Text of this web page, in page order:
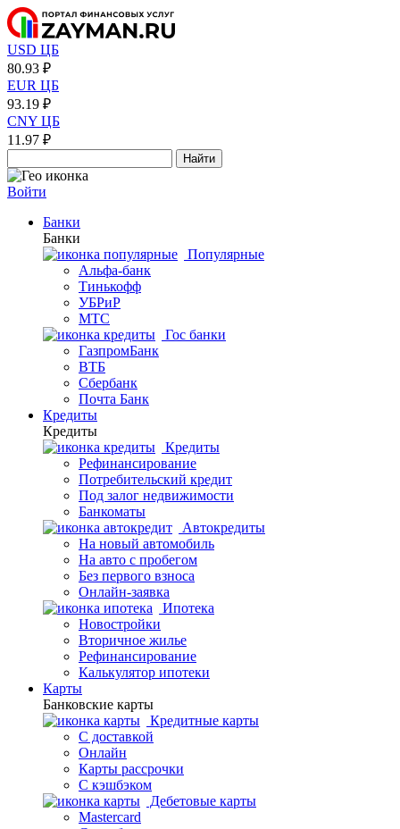
USD ЦБ
80.93 ₽
EUR ЦБ
93.19 ₽
CNY ЦБ
11.97 ₽
Найти
Войти
Банки
Банки
Популярные
Альфа-банк
Тинькофф
УБРиР
МТС
Гос банки
ГазпромБанк
ВТБ
Сбербанк
Почта Банк
Кредиты
Кредиты
Кредиты
Рефинансирование
Потребительский кредит
Под залог недвижимости
Банкоматы
Автокредиты
На новый автомобиль
На авто с пробегом
Без первого взноса
Онлайн-заявка
Ипотека
Новостройки
Вторичное жилье
Рефинансирование
Калькулятор ипотеки
Карты
Банковские карты
Кредитные карты
С доставкой
Онлайн
Карты рассрочки
С кэшбэком
Дебетовые карты
Mastercard